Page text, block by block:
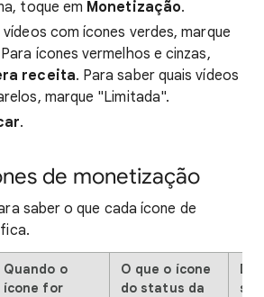
toque em Monetização.
com ícones verdes, marque
ícones vermelhos e cinzas,
receita. Para saber quais vídeos
marque "Limitada".
.
de monetização
saber o que cada ícone de
Quando o
ícone for
O que o ícone
do status da